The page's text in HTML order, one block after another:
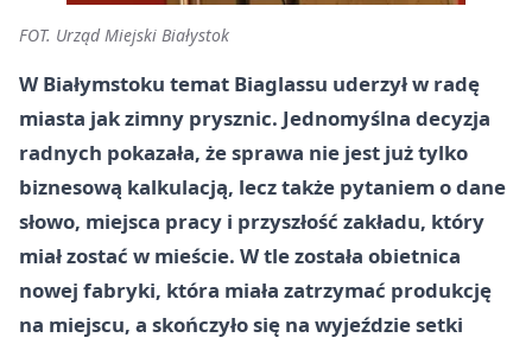
FOT. Urząd Miejski Białystok
W Białymstoku temat Biaglassu uderzył w radę
miasta jak zimny prysznic. Jednomyślna decyzja
radnych pokazała, że sprawa nie jest już tylko
biznesową kalkulacją, lecz także pytaniem o dane
słowo, miejsca pracy i przyszłość zakładu, który
miał zostać w mieście. W tle została obietnica
nowej fabryki, która miała zatrzymać produkcję
na miejscu, a skończyło się na wyjeździe setki